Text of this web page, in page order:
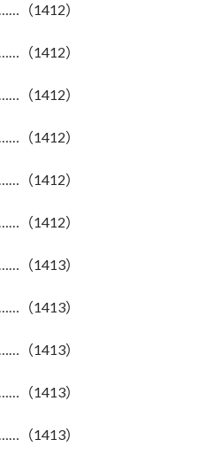
1412）
1412）
1412）
1412）
1412）
1412）
1413）
1413）
1413）
1413）
1413）